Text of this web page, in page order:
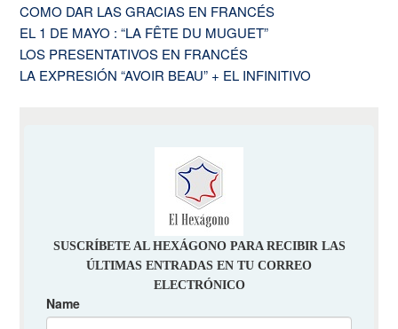
COMO DAR LAS GRACIAS EN FRANCÉS
EL 1 DE MAYO : “LA FÊTE DU MUGUET”
LOS PRESENTATIVOS EN FRANCÉS
LA EXPRESIÓN “AVOIR BEAU” + EL INFINITIVO